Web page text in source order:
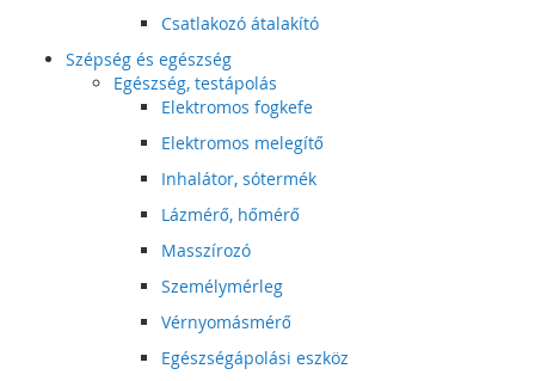
Csatlakozó átalakító
Szépség és egészség
Egészség, testápolás
Elektromos fogkefe
Elektromos melegítő
Inhalátor, sótermék
Lázmérő, hőmérő
Masszírozó
Személymérleg
Vérnyomásmérő
Egészségápolási eszköz